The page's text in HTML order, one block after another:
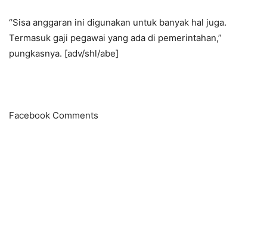
“Sisa anggaran ini digunakan untuk banyak hal juga.
Termasuk gaji pegawai yang ada di pemerintahan,”
pungkasnya. [adv/shl/abe]
Facebook Comments